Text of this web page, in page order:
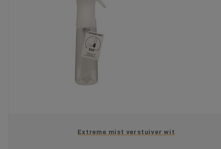
Extreme mist verstuiver wit